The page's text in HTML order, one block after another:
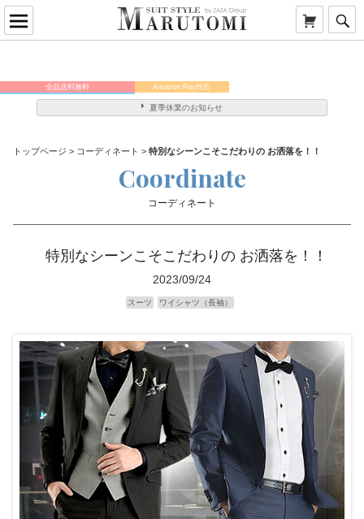
全品送料無料
Amazon Pay対応
メンバー様はポイント5倍！
夏季休業のお知らせ
トップページ > コーディネート >特別なシーンこそこだわりの お洒落を！！
Coordinate
コーディネート
特別なシーンこそこだわりの お洒落を！！
2023/09/24
スーツ ワイシャツ（長袖）